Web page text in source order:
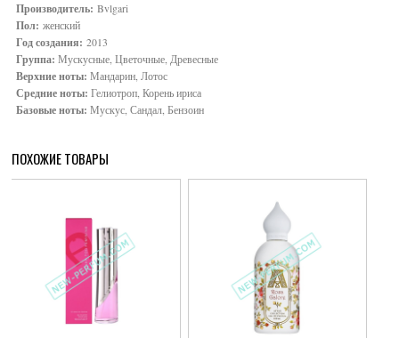
Производитель: Bvlgari
Пол: женский
Год создания: 2013
Группа: Мускусные, Цветочные, Древесные
Верхние ноты: Мандарин, Лотос
Средние ноты: Гелиотроп, Корень ириса
Базовые ноты: Мускус, Сандал, Бензоин
ПОХОЖИЕ ТОВАРЫ